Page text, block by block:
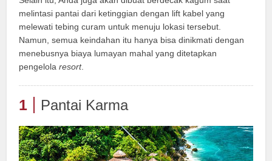
melintasi pantai dari ketinggian dengan lift kabel yang
melewati tebing curam untuk menuju lokasi tersebut.
Namun, semua keindahan itu hanya bisa dinikmati dengan
menebusnya biaya lumayan mahal yang ditetapkan
pengelolaresort.
1 Pantai Karma